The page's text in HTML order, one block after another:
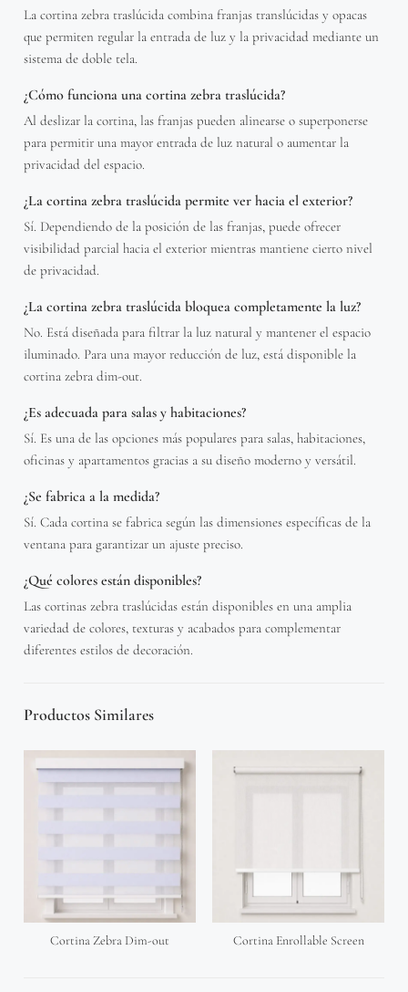
La cortina zebra traslúcida combina franjas translúcidas y opacas
que permiten regular la entrada de luz y la privacidad mediante un
sistema de doble tela.
¿Cómo funciona una cortina zebra traslúcida?
Al deslizar la cortina, las franjas pueden alinearse o superponerse
para permitir una mayor entrada de luz natural o aumentar la
privacidad del espacio.
¿La cortina zebra traslúcida permite ver hacia el exterior?
Sí. Dependiendo de la posición de las franjas, puede ofrecer
visibilidad parcial hacia el exterior mientras mantiene cierto nivel
de privacidad.
¿La cortina zebra traslúcida bloquea completamente la luz?
No. Está diseñada para filtrar la luz natural y mantener el espacio
iluminado. Para una mayor reducción de luz, está disponible la
cortina zebra dim-out.
¿Es adecuada para salas y habitaciones?
Sí. Es una de las opciones más populares para salas, habitaciones,
oficinas y apartamentos gracias a su diseño moderno y versátil.
¿Se fabrica a la medida?
Sí. Cada cortina se fabrica según las dimensiones específicas de la
ventana para garantizar un ajuste preciso.
¿Qué colores están disponibles?
Las cortinas zebra traslúcidas están disponibles en una amplia
variedad de colores, texturas y acabados para complementar
diferentes estilos de decoración.
Productos Similares
Cortina Zebra Dim-out Cortina Enrollable Screen